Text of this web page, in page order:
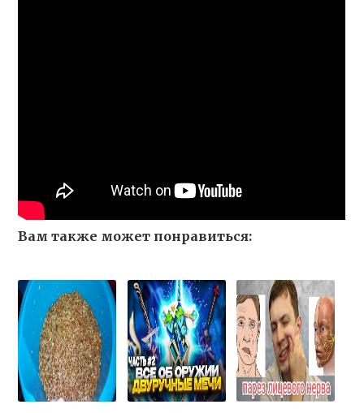
Вам также может понравиться: